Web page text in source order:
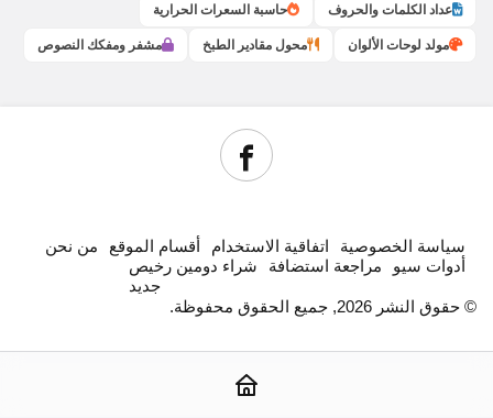
عداد الكلمات والحروف حاسبة السعرات الحرارية
مولد لوحات الألوان محول مقادير الطبخ مشفر ومفكك النصوص
سياسة الخصوصية اتفاقية الاستخدام أقسام الموقع
من نحن
أدوات سيو
مراجعة استضافة
شراء دومين رخيص
جديد
© حقوق النشر 2026, جميع الحقوق محفوظة.